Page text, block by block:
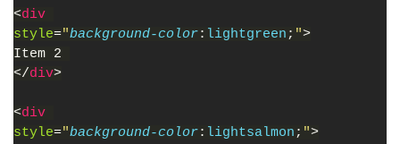
<div
style="background-color: lightgreen ; ">
Item 2
</div>
<div
style="background-color: lightsalmon ; ">